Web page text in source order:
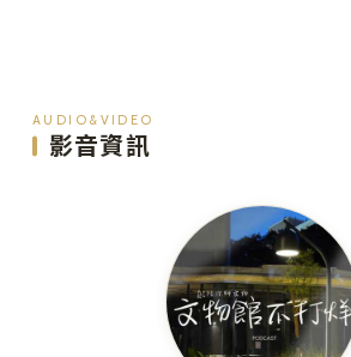
AUDIO&VIDEO
影音資訊